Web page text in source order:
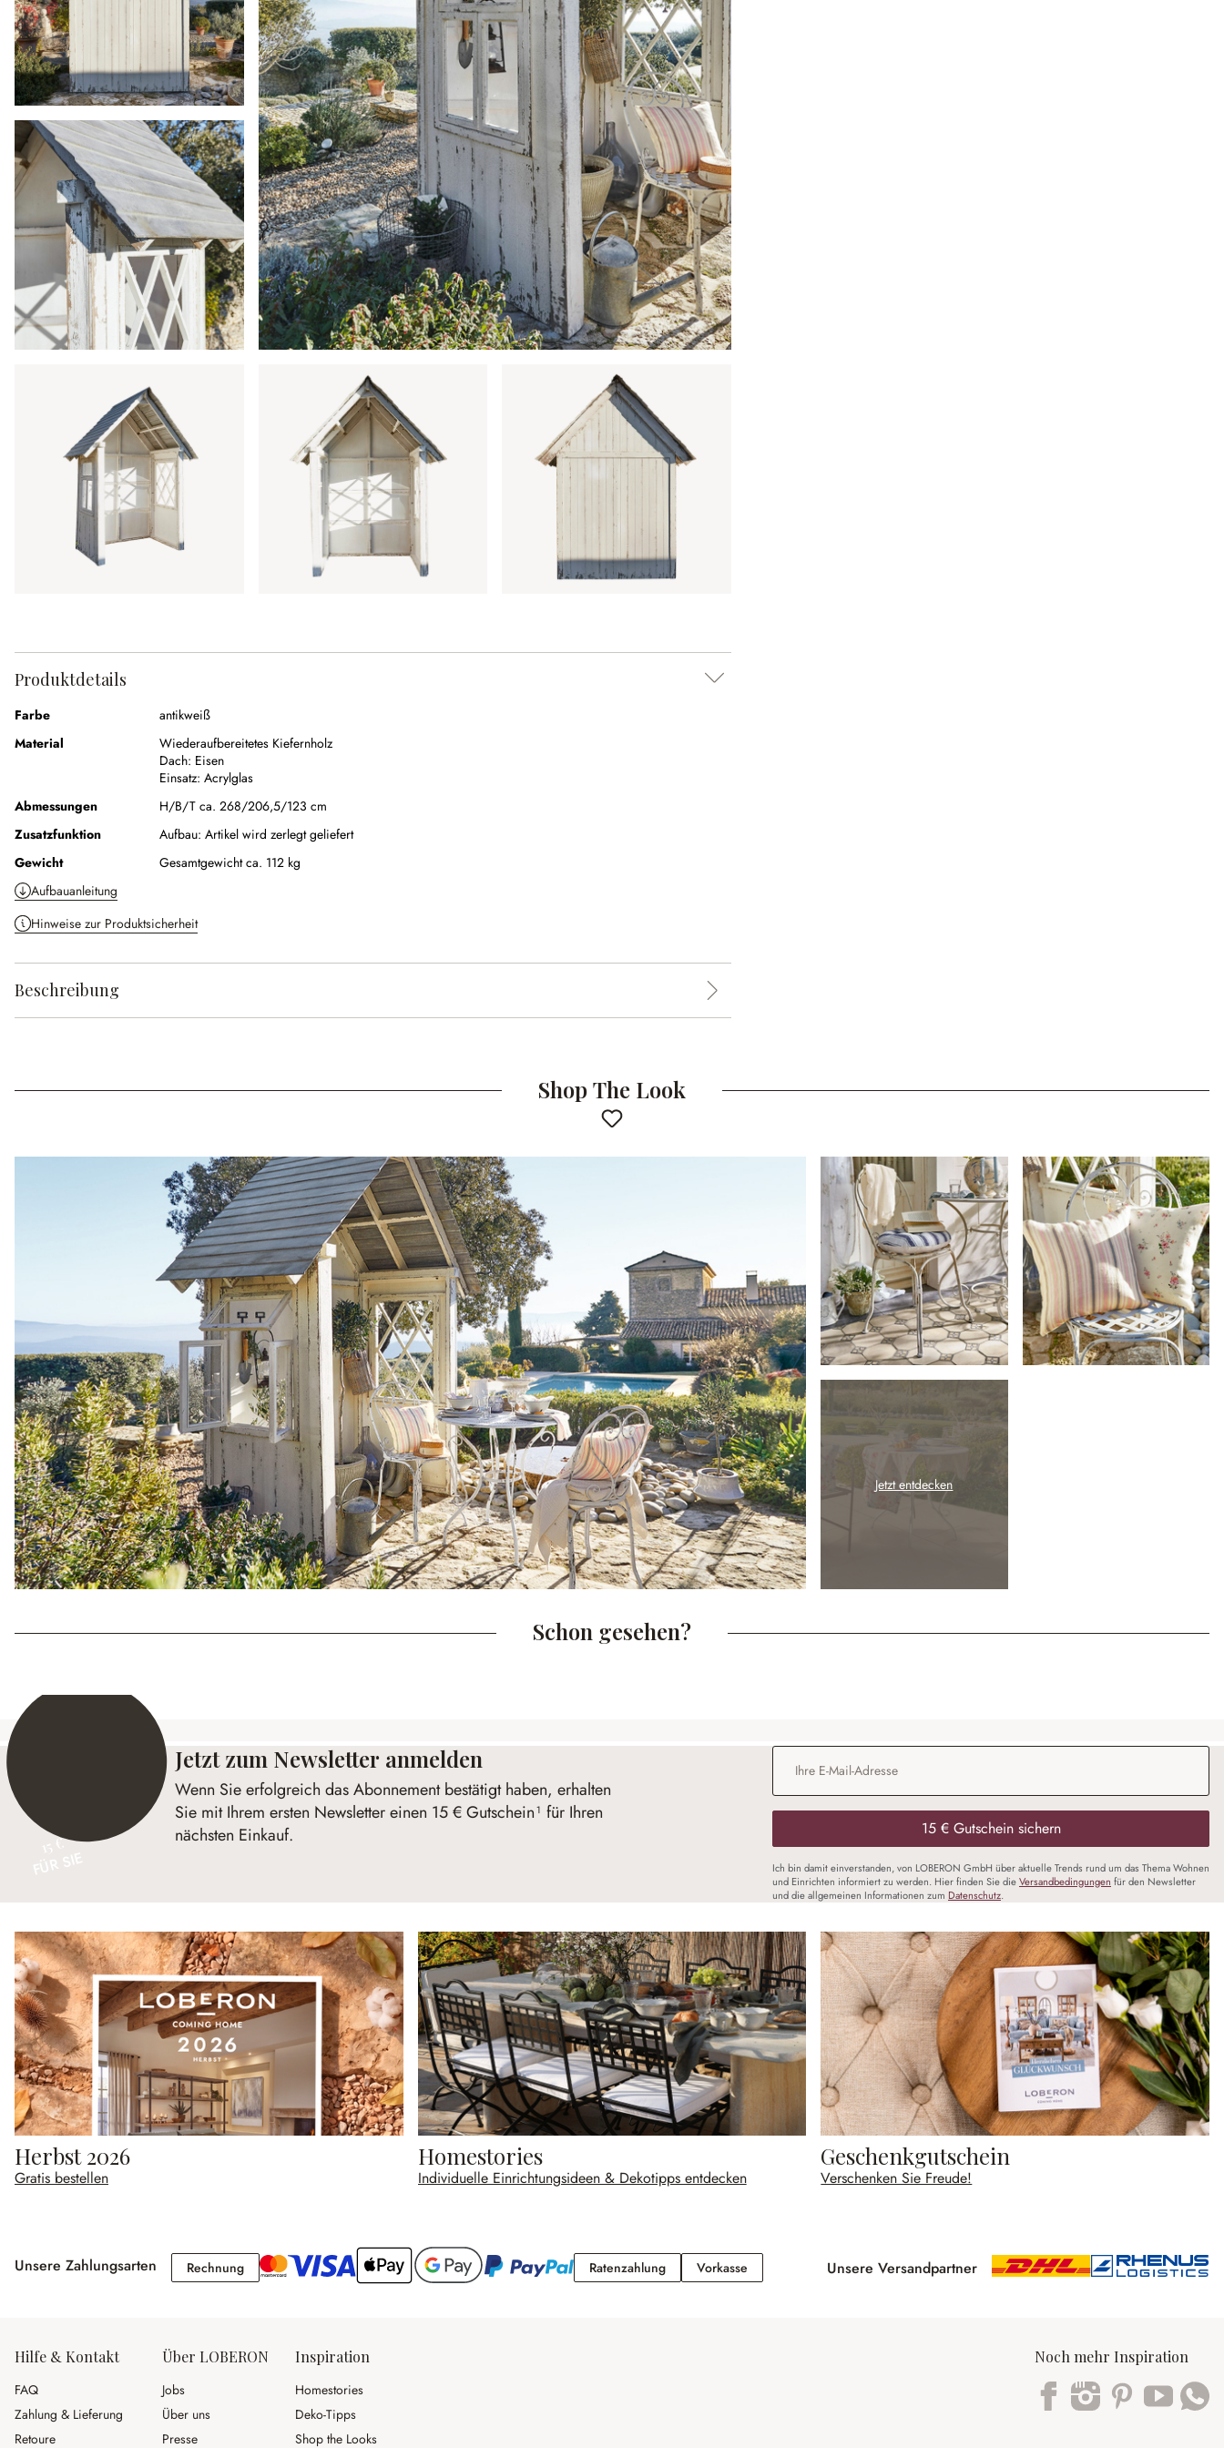
Produktdetails
Farbe
antikweiß
Material
Wiederaufbereitetes Kiefernholz
Dach: Eisen
Einsatz: Acrylglas
Abmessungen
H/B/T ca. 268/206,5/123 cm
Zusatzfunktion
Aufbau: Artikel wird zerlegt geliefert
Gewicht
Gesamtgewicht ca. 112 kg
Aufbauanleitung
Hinweise zur Produktsicherheit
Beschreibung
Shop The Look
Jetzt entdecken
Schon gesehen?
15 €
Jetzt zum Newsletter anmelden
Wenn Sie erfolgreich das Abonnement bestätigt haben, erhalten
Sie mit Ihrem ersten Newsletter einen 15 € Gutschein¹ für Ihren
nächsten Einkauf.
E-Mail-Adresse
15 € Gutschein sichern
Ich bin damit einverstanden, von LOBERON GmbH über aktuelle Trends rund um das Thema Wohnen
und Einrichten informiert zu werden. Hier finden Sie dieVersandbedingungen für den Newsletter
und die allgemeinen Informationen zum Datenschutz.
Herbst 2026
Gratis bestellen
Homestories
Individuelle Einrichtungsideen & Dekotipps entdecken
Geschenkgutschein
Verschenken Sie Freude!
Unsere Zahlungsarten RechnungRechnung RatenzahlungRatenzahlung
VorkasseVorkasse Unsere Versandpartner
Hilfe & Kontakt
FAQ
Zahlung & Lieferung
Retoure
Über LOBERON
Jobs
Über uns
Presse
Inspiration
Homestories
Deko-Tipps
Shop the Looks
Noch mehr Inspiration